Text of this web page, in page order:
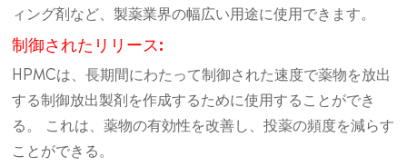
ィング剤など、製薬業界の幅広い用途に使用できます。
制御されたリリース:
HPMCは、長期間にわたって制御された速度で薬物を放出
する制御放出製剤を作成するために使用することができ
る。 これは、薬物の有効性を改善し、投薬の頻度を減らす
ことができる。